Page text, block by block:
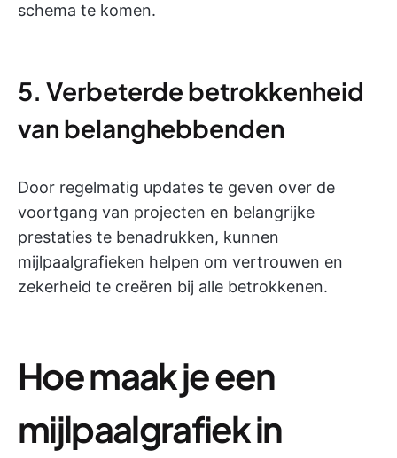
schema te komen.
5. Verbeterde betrokkenheid
van belanghebbenden
Door regelmatig updates te geven over de
voortgang van projecten en belangrijke
prestaties te benadrukken, kunnen
mijlpaalgrafieken helpen om vertrouwen en
zekerheid te creëren bij alle betrokkenen.
Hoe maak je een
mijlpaalgrafiek in